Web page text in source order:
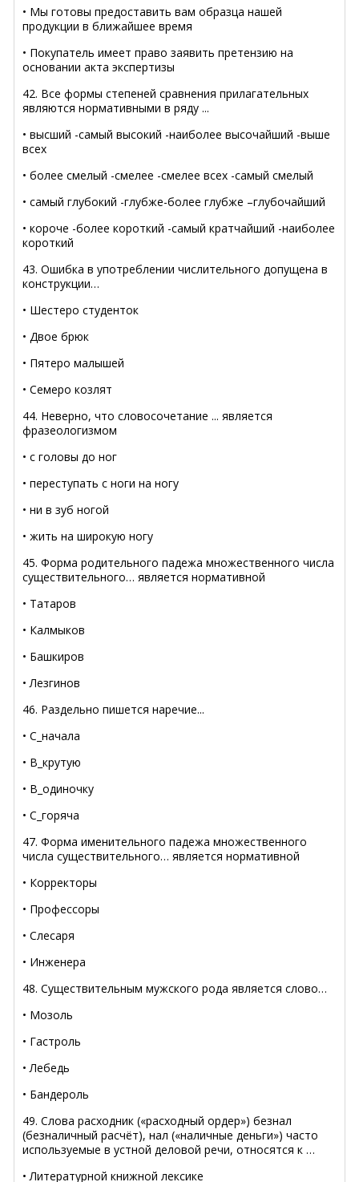
• Мы готовы предоставить вам образца нашей
продукции в ближайшее время
• Покупатель имеет право заявить претензию на
основании акта экспертизы
42. Все формы степеней сравнения прилагательных
являются нормативными в ряду ...
• высший -самый высокий -наиболее высочайший -выше
всех
• более смелый -смелее -смелее всех -самый смелый
• самый глубокий -глубже-более глубже –глубочайший
• короче -более короткий -самый кратчайший -наиболее
короткий
43. Ошибка в употреблении числительного допущена в
конструкции…
• Шестеро студенток
• Двое брюк
• Пятеро малышей
• Семеро козлят
44. Неверно, что словосочетание ... является
фразеологизмом
• с головы до ног
• переступать с ноги на ногу
• ни в зуб ногой
• жить на широкую ногу
45. Форма родительного падежа множественного числа
существительного… является нормативной
• Татаров
• Калмыков
• Башкиров
• Лезгинов
46. Раздельно пишется наречие...
• С_начала
• В_крутую
• В_одиночку
• С_горяча
47. Форма именительного падежа множественного
числа существительного… является нормативной
• Корректоры
• Профессоры
• Слесаря
• Инженера
48. Существительным мужского рода является слово…
• Мозоль
• Гастроль
• Лебедь
• Бандероль
49. Слова расходник («расходный ордер») безнал
(безналичный расчёт), нал («наличные деньги») часто
используемые в устной деловой речи, относятся к …
• Литературной книжной лексике